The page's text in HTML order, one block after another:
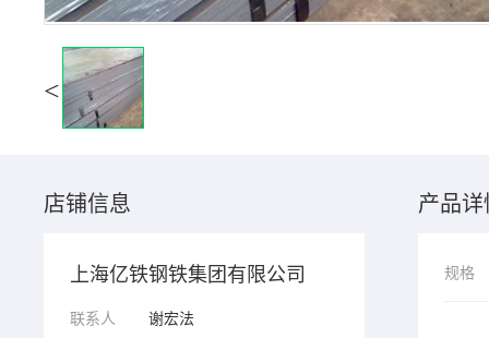
<
店铺信息
上海亿铁钢铁集团有限公司
联系人
谢宏法
产品
规格